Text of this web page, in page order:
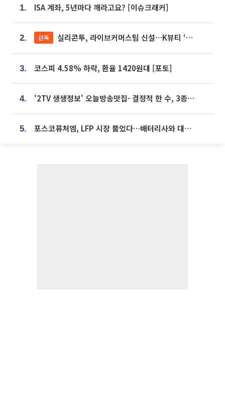
1. ISA 계좌, 5년마다 깨라고요? [이슈크래커]
2. 단독 실리콘투, 라이브커머스팀 신설…K뷰티 ‘글로벌 판매망’ 확대[K뷰티 라방戰]
3. 코스피 4.58% 하락, 환율 1420원대 [포토]
4. '2TV 생생정보' 오늘방송맛집- 결정적 한 수, 3종 메밀면! 메밀 소바 맛집 '의○○○○'
5. 포스코퓨처엠, LFP 시장 뚫었다…배터리사와 대규모 장기 공급 합의